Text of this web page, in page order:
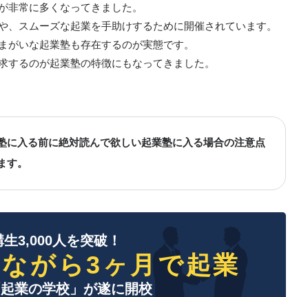
常に多くなってきました。
スムーズな起業を手助けするために開催されています。
がいな起業塾も存在するのが実態です。
るのが起業塾の特徴にもなってきました。
に入る前に絶対読んで欲しい起業塾に入る場合の注意点
す。
生3,000人を突破！
がら3ヶ月で起業
業の学校」が遂に開校